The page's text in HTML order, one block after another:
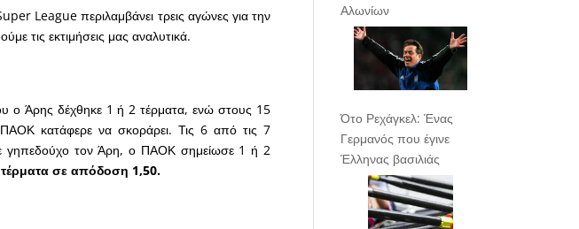
League περιλαμβάνει τρεις αγώνες για την
τις εκτιμήσεις μας αναλυτικά.
ο Άρης δέχθηκε 1 ή 2 τέρματα, ενώ στους 15
κατάφερε να σκοράρει. Τις 6 από τις 7
γηπεδούχο τον Άρη, ο ΠΑΟΚ σημείωσε 1 ή 2
σε απόδοση 1,50.
Αλωνίων
Ότο Ρεχάγκελ: Ένας
Γερμανός που έγινε
Έλληνας βασιλιάς